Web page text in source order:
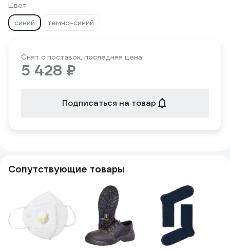
Цвет
синий
темно-синий
Снят с поставок, последняя цена
5 428 ₽
Подписаться на товар
Сопутствующие товары